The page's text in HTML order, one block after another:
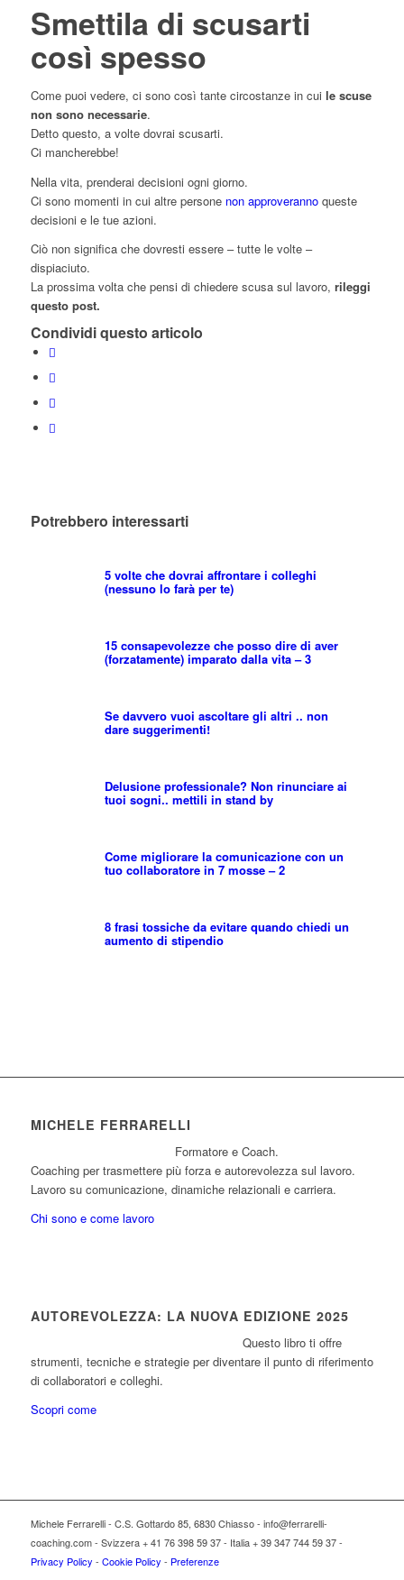
Smettila di scusarti
così spesso
Come puoi vedere, ci sono così tante circostanze in cui le scuse
non sono necessarie.
Detto questo, a volte dovrai scusarti.
Ci mancherebbe!
Nella vita, prenderai decisioni ogni giorno.
Ci sono momenti in cui altre persone non approverannoqueste
decisioni e le tue azioni.
Ciò non significa che dovresti essere – tutte le volte –
dispiaciuto.
La prossima volta che pensi di chiedere scusa sul lavoro, rileggi
questo post.
Condividi questo articolo
Potrebbero interessarti
5 volte che dovrai affrontare i colleghi
(nessuno lo farà per te)
15 consapevolezze che posso dire di aver
(forzatamente) imparato dalla vita – 3
Se davvero vuoi ascoltare gli altri .. non
dare suggerimenti!
Delusione professionale? Non rinunciare ai
tuoi sogni.. mettili in stand by
Come migliorare la comunicazione con un
tuo collaboratore in 7 mosse – 2
8 frasi tossiche da evitare quando chiedi un
aumento di stipendio
MICHELE FERRARELLI
Formatore e Coach.
Coaching per trasmettere più forza e autorevolezza sul lavoro.
Lavoro su comunicazione, dinamiche relazionali e carriera.
Chi sono e come lavoro
AUTOREVOLEZZA: LA NUOVA EDIZIONE 2025
Questo libro ti offre
strumenti, tecniche e strategie per diventare il punto di riferimento
di collaboratori e colleghi.
Scopri come
Michele Ferrarelli - C.S. Gottardo 85, 6830 Chiasso - info@ferrarelli-
coaching.com - Svizzera + 41 76 398 59 37 - Italia + 39 347 744 59 37 -
Privacy Policy - Cookie Policy - Preferenze